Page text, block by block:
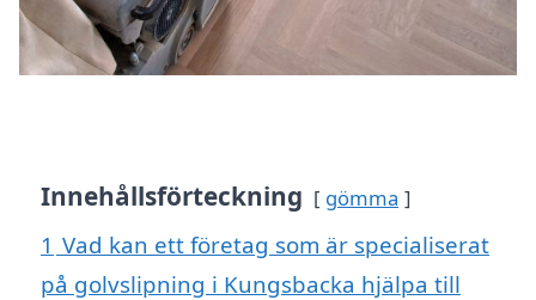
Innehållsförteckning gömma
1 Vad kan ett företag som är specialiserat
på golvslipning i Kungsbacka hjälpa till